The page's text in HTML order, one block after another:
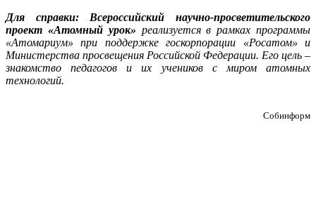
Для справки:
Всероссийский научно-просветительского
проект «Атомный урок» реализуется в рамках программы
«Атомариум» при поддержке госкорпорации «Росатом» и
Министерства просвещения Российской Федерации. Его цель –
знакомство педагогов и их учеников с миром атомных
технологий.
Собинформ